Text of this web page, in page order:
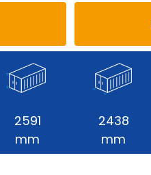
2591
mm
2438
mm